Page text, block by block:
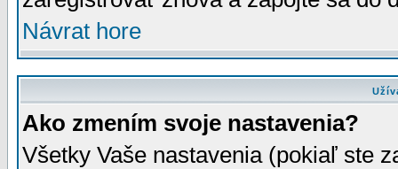
Návrat hore
Ako zmením svoje nastavenia?
Všetky Vaše nastavenia (pokiaľ ste